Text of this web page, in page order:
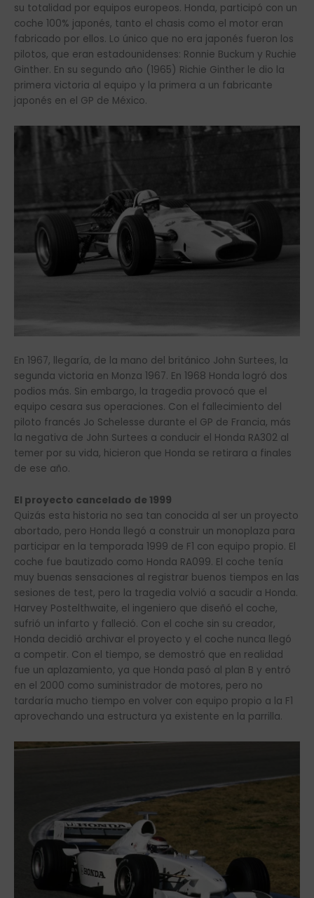
su totalidad por equipos europeos. Honda, participó con un
coche 100% japonés, tanto el chasis como el motor eran
fabricado por ellos. Lo único que no era japonés fueron los
pilotos, que eran estadounidenses: Ronnie Buckum y Ruchie
Ginther. En su segundo año (1965) Richie Ginther le dio la
primera victoria al equipo y la primera a un fabricante
japonés en el GP de México.
En 1967, llegaría, de la mano del británico John Surtees, la
segunda victoria en Monza 1967. En 1968 Honda logró dos
podios más. Sin embargo, la tragedia provocó que el
equipo cesara sus operaciones. Con el fallecimiento del
piloto francés Jo Schelesse durante el GP de Francia, más
la negativa de John Surtees a conducir el Honda RA302 al
temer por su vida, hicieron que Honda se retirara a finales
de ese año.
El proyecto cancelado de 1999
Quizás esta historia no sea tan conocida al ser un proyecto
abortado, pero Honda llegó a construir un monoplaza para
participar en la temporada 1999 de F1 con equipo propio. El
coche fue bautizado como Honda RA099. El coche tenía
muy buenas sensaciones al registrar buenos tiempos en las
sesiones de test, pero la tragedia volvió a sacudir a Honda.
Harvey Postelthwaite, el ingeniero que diseñó el coche,
sufrió un infarto y falleció. Con el coche sin su creador,
Honda decidió archivar el proyecto y el coche nunca llegó
a competir. Con el tiempo, se demostró que en realidad
fue un aplazamiento, ya que Honda pasó al plan B y entró
en el 2000 como suministrador de motores, pero no
tardaría mucho tiempo en volver con equipo propio a la F1
aprovechando una estructura ya existente en la parrilla.